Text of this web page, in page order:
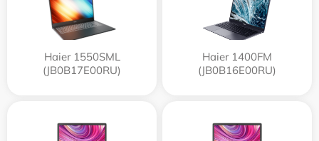
Haier 1550SML
(JB0B17E00RU)
Haier 1400FM
(JB0B16E00RU)